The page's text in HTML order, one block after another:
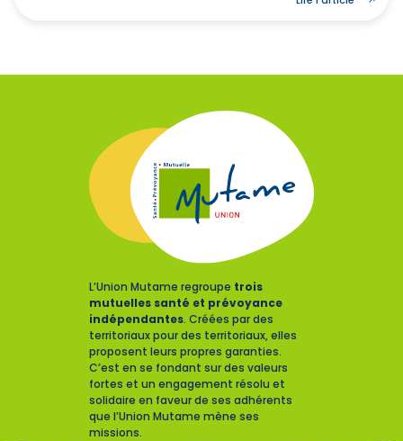
L’Union Mutame regroupe trois
mutuelles santé et prévoyance
indépendantes. Créées par des
territoriaux pour des territoriaux, elles
proposent leurs propres garanties.
C’est en se fondant sur des valeurs
fortes et un engagement résolu et
solidaire en faveur de ses adhérents
que l’Union Mutame mène ses
missions.